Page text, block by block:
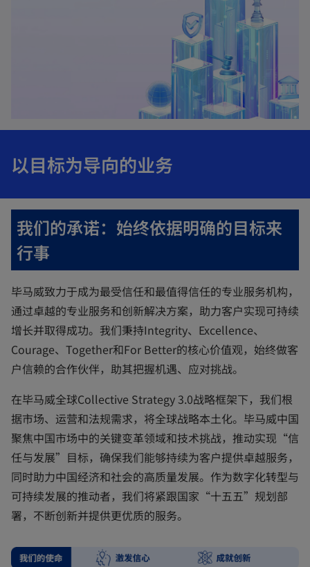
以目标为导向的业务
我们的承诺：始终依据明确的目标来
行事
毕马威致力于成为最受信任和最值得信任的专业服务机构，
通过卓越的专业服务和创新解决方案，助力客户实现可持续
增长并取得成功。我们秉持Integrity、Excellence、
Courage、Together和For Better的核心价值观，始终做客
户信赖的合作伙伴，助其把握机遇、应对挑战。
在毕马威全球Collective Strategy 3.0战略框架下，我们根
据市场、运营和法规需求，将全球战略本土化。毕马威中国
聚焦中国市场中的关键变革领域和技术挑战，推动实现“信
任与发展”目标，确保我们能够持续为客户提供卓越服务，
同时助力中国经济和社会的高质量发展。作为数字化转型与
可持续发展的推动者，我们将紧跟国家“十五五”规划部
署，不断创新并提供更优质的服务。